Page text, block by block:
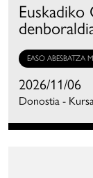
EASO ABESBATZA
2026/11/06
Donostia -